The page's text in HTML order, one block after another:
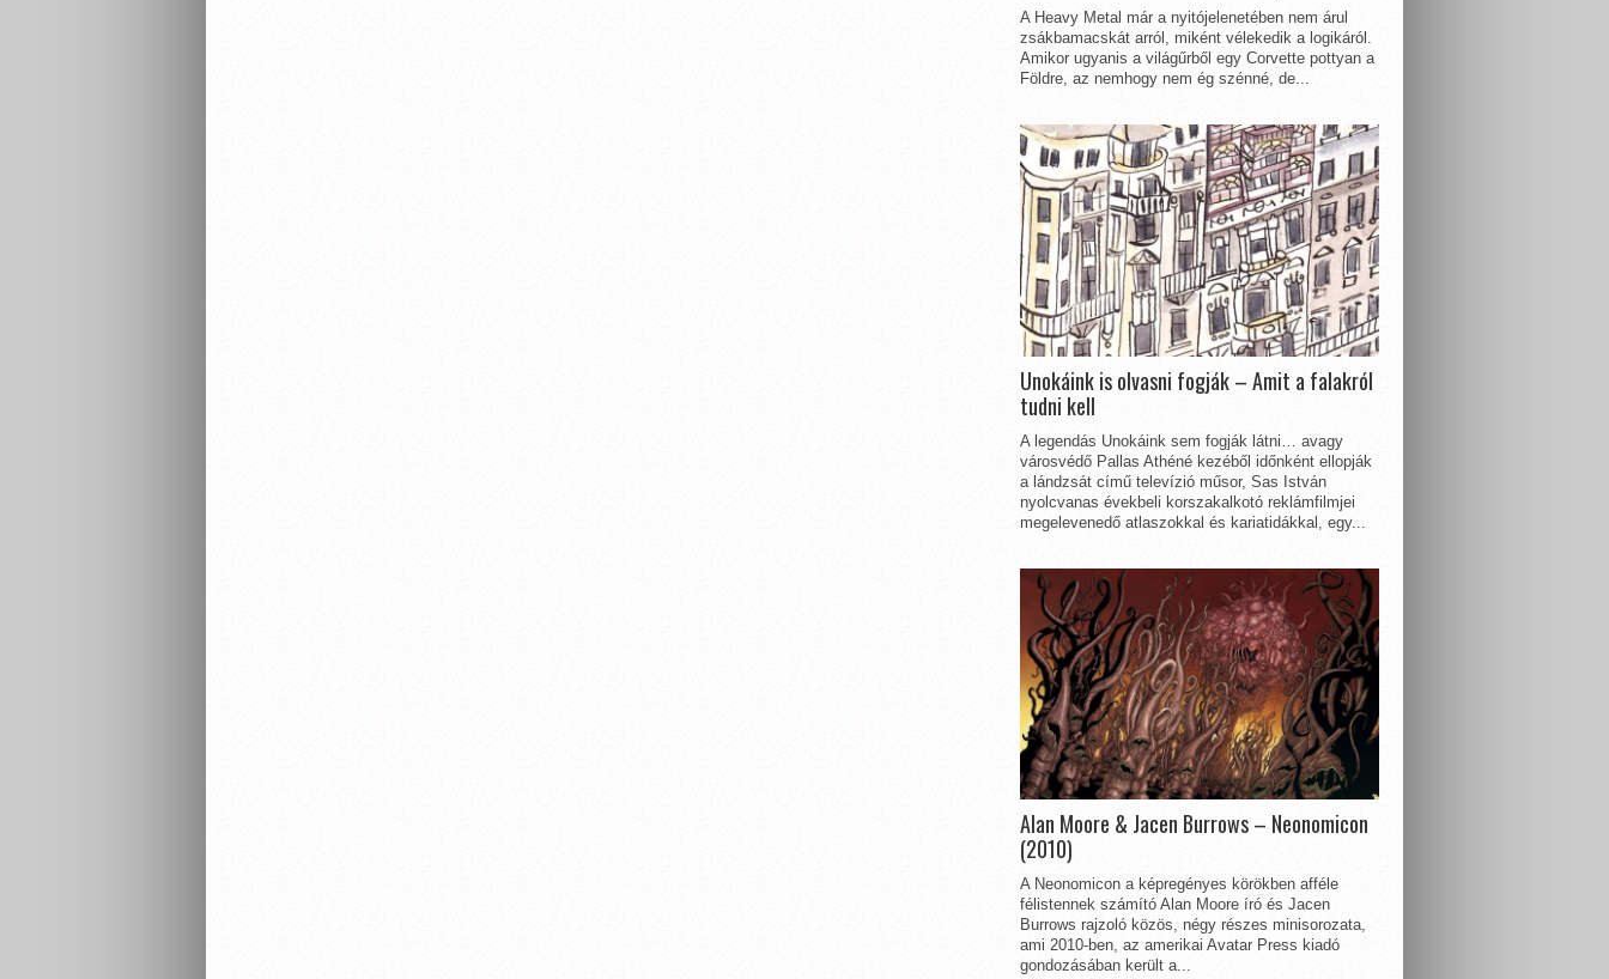
A Heavy Metal már a nyitójelenetében nem árul
zsákbamacskát arról, miként vélekedik a logikáról.
Amikor ugyanis a világűrből egy Corvette pottyan a
Földre, az nemhogy nem ég szénné, de...
Unokáink is olvasni fogják – Amit a falakról
tudni kell
A legendás Unokáink sem fogják látni… avagy
városvédő Pallas Athéné kezéből időnként ellopják
a lándzsát című televízió műsor, Sas István
nyolcvanas évekbeli korszakalkotó reklámfilmjei
megelevenedő atlaszokkal és kariatidákkal, egy...
Alan Moore & Jacen Burrows – Neonomicon
(2010)
A Neonomicon a képregényes körökben afféle
félistennek számító Alan Moore író és Jacen
Burrows rajzoló közös, négy részes minisorozata,
ami 2010-ben, az amerikai Avatar Press kiadó
gondozásában került a...